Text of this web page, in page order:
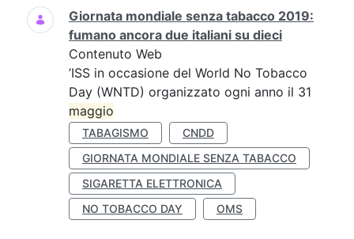
Giornata mondiale senza tabacco 2019:
fumano ancora due italiani su dieci
Contenuto Web
’ISS in occasione del World No Tobacco
Day (WNTD) organizzato ogni anno il 31
maggio
TABAGISMO
CNDD
GIORNATA MONDIALE SENZA TABACCO
SIGARETTA ELETTRONICA
NO TOBACCO DAY
OMS